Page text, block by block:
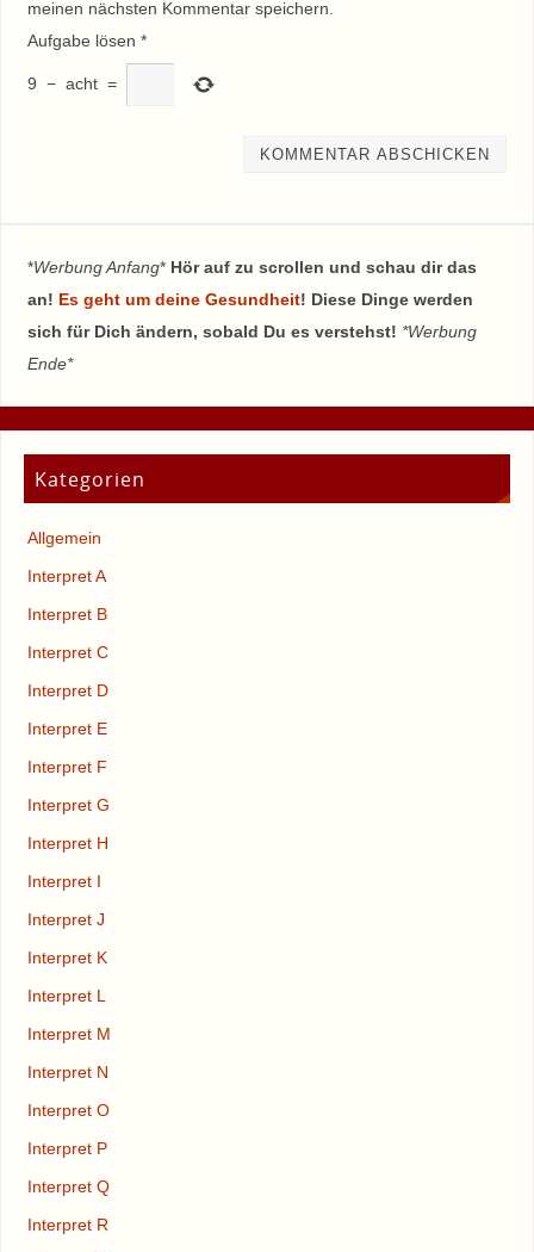
meinen nächsten Kommentar speichern.
Aufgabe lösen *
9 − acht =
*Werbung Anfang* Hör auf zu scrollen und schau dir das
an! Es geht um deine Gesundheit! Diese Dinge werden
sich für Dich ändern, sobald Du es verstehst! *Werbung
Ende*
Kategorien
Allgemein
Interpret A
Interpret B
Interpret C
Interpret D
Interpret E
Interpret F
Interpret G
Interpret H
Interpret I
Interpret J
Interpret K
Interpret L
Interpret M
Interpret N
Interpret O
Interpret P
Interpret Q
Interpret R